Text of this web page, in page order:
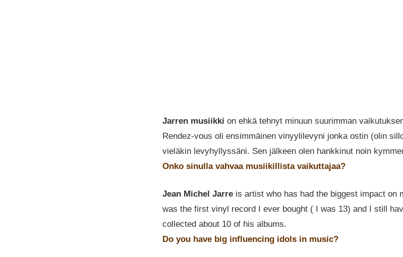
Jarren musiikki on ehkä tehnyt minuun suurimman
Rendez-vous oli ensimmäinen vinyylilevyni jonka ostin (olin
vieläkin levyhyllyssäni. Sen jälkeen olen hankkinut noin
Onko sinulla vahvaa musiikillista vaikuttajaa?
Jean Michel Jarre is artist who has had the biggest impact on
was the first vinyl record I ever bought ( I was 13) and I still
collected about 10 of his albums.
Do you have big influencing idols in music?